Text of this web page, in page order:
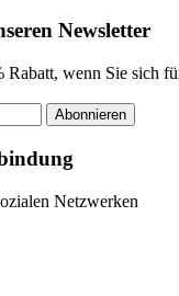
Newsletter
wenn Sie sich
Abonnieren
Netzwerken